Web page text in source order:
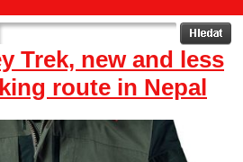
Trek, new and less
route in Nepal